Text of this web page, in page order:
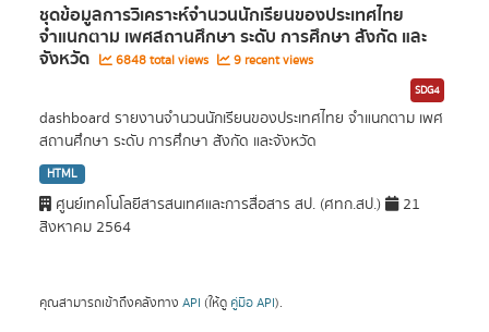
ชุดข้อมูลการวิเคราะห์จำนวนนักเรียนของประเทศไทย
จำแนกตาม เพศสถานศึกษา ระดับ การศึกษา สังกัด และ
จังหวัด 6848 total views 9 recent views
SDG4
dashboard รายงานจำนวนนักเรียนของประเทศไทย จำแนกตาม เพศ
สถานศึกษา ระดับ การศึกษา สังกัด และจังหวัด
HTML
ศูนย์เทคโนโลยีสารสนเทศและการสื่อสาร สป. (ศทก.สป.)
21
สิงหาคม 2564
คุณสามารถเข้าถึงคลังทาง API (ให้ดู คู่มือ API).